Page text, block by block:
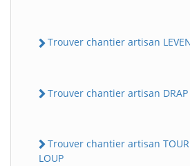
Trouver chantier artisan
Trouver chantier artisan DRAP
Trouver chantier artisan
LOUP